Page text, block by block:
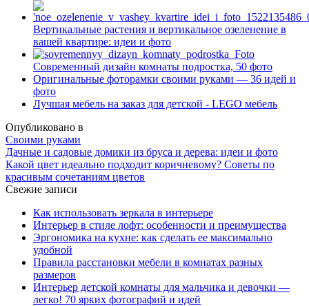
Вертикальные растения и вертикальное озеленение в
вашей квартире: идеи и фото
Современный дизайн комнаты подростка, 50 фото
Оригинальные фоторамки своими руками — 36 идей и
фото
Лучшая мебель на заказ для детской - LEGO мебель
Опубликовано в
Своими руками
Дачные и садовые домики из бруса и дерева: идеи и фото
Какой цвет идеально подходит коричневому? Советы по
красивым сочетаниям цветов
Свежие записи
Как использовать зеркала в интерьере
Интерьер в стиле лофт: особенности и преимущества
Эргономика на кухне: как сделать ее максимально
удобной
Правила расстановки мебели в комнатах разных
размеров
Интерьер детской комнаты для мальчика и девочки —
легко! 70 ярких фотографий и идей